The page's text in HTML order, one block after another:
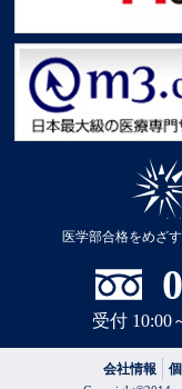
進
医学部合格をめざ
受付 10:00
会社情報